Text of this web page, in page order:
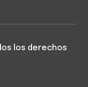
los derechos